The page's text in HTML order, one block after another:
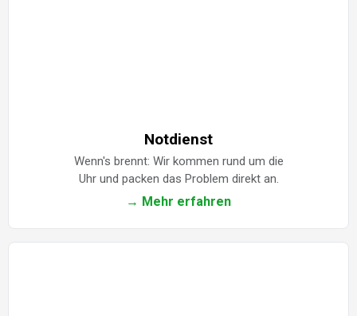
Notdienst
Wenn's brennt: Wir kommen rund um die
Uhr und packen das Problem direkt an.
→ Mehr erfahren